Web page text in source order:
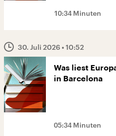
10:34 Minuten
30. Juli 2026• 10:52
Was liest
in Barcelona
05:34 Minuten